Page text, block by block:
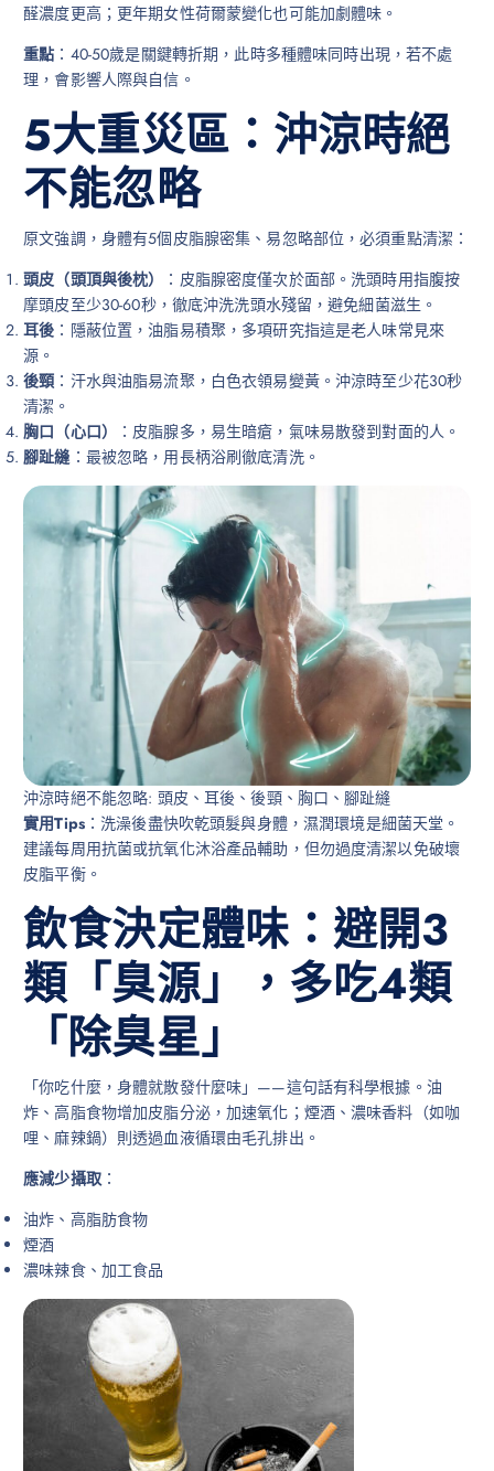
醛濃度更高；更年期女性荷爾蒙變化也可能加劇體味。
重點 ：40-50歲是關鍵轉折期，此時多種體味同時出現，若不處
理，會影響人際與自信。
5大重災區：沖涼時絕
不能忽略
原文強調，身體有5個皮脂腺密集、易忽略部位，必須重點清潔：
頭皮（頭頂與後枕）
：皮脂腺密度僅次於面部。洗頭時用指腹按
摩頭皮至少30-60秒，徹底沖洗洗頭水殘留，避免細菌滋生。
耳後 ：隱蔽位置，油脂易積聚，多項研究指這是老人味常見來
源。
後頸 ：汗水與油脂易流聚，白色衣領易變黃。沖涼時至少花30秒
清潔。
胸口（心口）
：皮脂腺多，易生暗瘡，氣味易散發到對面的人。
腳趾縫 ：最被忽略，用長柄浴刷徹底清洗。
沖涼時絕不能忽略: 頭皮、耳後、後頸、胸口、腳趾縫
實用Tips：洗澡後盡快吹乾頭髮與身體，濕潤環境是細菌天堂。
建議每周用抗菌或抗氧化沐浴產品輔助，但勿過度清潔以免破壞
皮脂平衡。
飲食決定體味：避開3
類「臭源」，多吃4類
「除臭星」
「你吃什麼，身體就散發什麼味」——這句話有科學根據。油
炸、高脂食物增加皮脂分泌，加速氧化；煙酒、濃味香料（如咖
哩、麻辣鍋）則透過血液循環由毛孔排出。
應減少攝取：
油炸、高脂肪食物
煙酒
濃味辣食、加工食品